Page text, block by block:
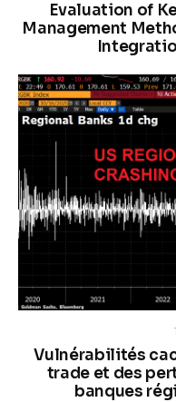
Evaluation of
Management
Vulnérabilités
trade et des
banques